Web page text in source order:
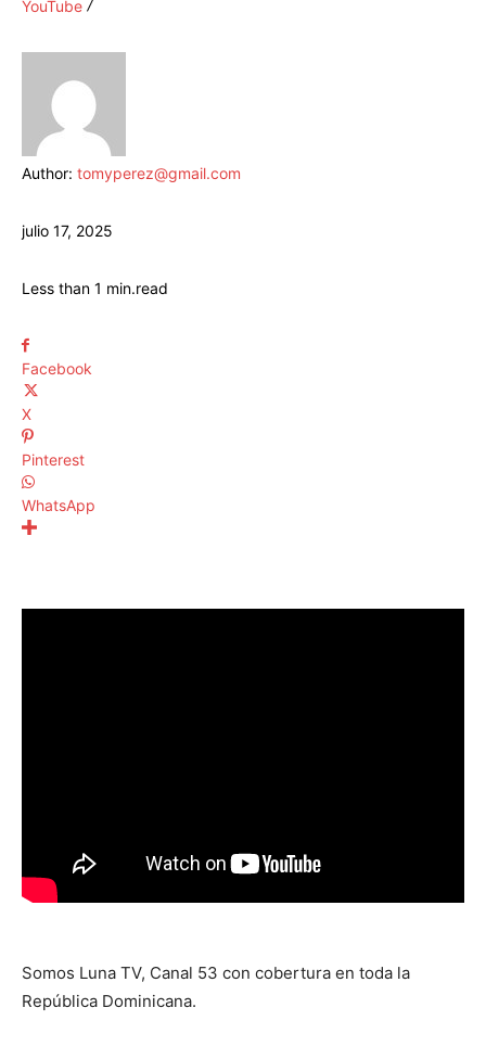
YouTube
Author: tomyperez@gmail.com
julio 17, 2025
Less than 1 min.read
Facebook
X
Pinterest
WhatsApp
Somos Luna TV, Canal 53 con cobertura en toda la
República Dominicana.